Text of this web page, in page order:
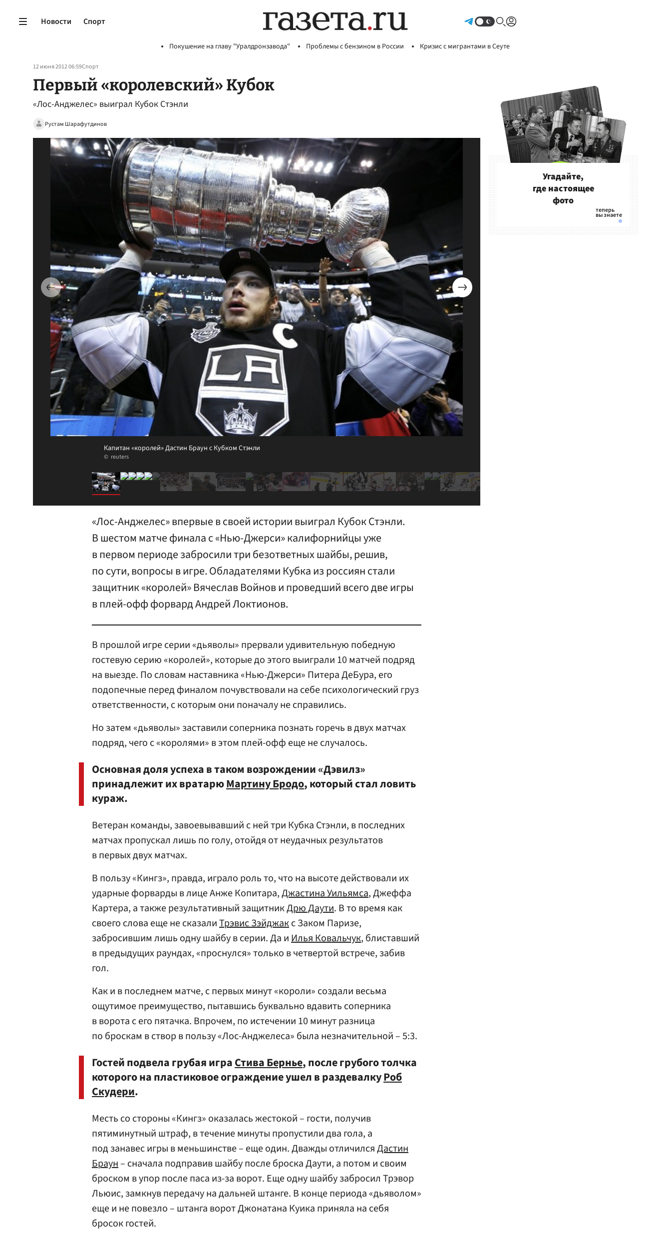
Новости Спорт
Покушение на главу "Уралдронзавода" Проблемы с бензином в России Кризис с мигрантами в Сеуте
12 июня 2012 06:59Спорт
Первый «королевский» Кубок
«Лос-Анджелес» выиграл Кубок Стэнли
Рустам Шарафутдинов
Капитан «королей» Дастин Браун с Кубком Стэнли
reuters
«Лос-Анджелес» впервые в своей истории выиграл Кубок Стэнли.
В шестом матче финала с «Нью-Джерси» калифорнийцы уже
в первом периоде забросили три безответных шайбы, решив,
по сути, вопросы в игре. Обладателями Кубка из россиян стали
защитник «королей» Вячеслав Войнов и проведший всего две игры
в плей-офф форвард Андрей Локтионов.
В прошлой игре серии «дьяволы» прервали удивительную победную
гостевую серию «королей», которые до этого выиграли 10 матчей подряд
на выезде. По словам наставника «Нью-Джерси» Питера ДеБура, его
подопечные перед финалом почувствовали на себе психологический груз
ответственности, с которым они поначалу не справились.
Но затем «дьяволы» заставили соперника познать горечь в двух матчах
подряд, чего с «королями» в этом плей-офф еще не случалось.
Основная доля успеха в таком возрождении «Дэвилз»
принадлежит их вратарюМартину Бродо, который стал ловить
кураж.
Ветеран команды, завоевывавший с ней три Кубка Стэнли, в последних
матчах пропускал лишь по голу, отойдя от неудачных результатов
в первых двух матчах.
В пользу «Кингз», правда, играло роль то, что на высоте действовали их
ударные форварды в лице Анже Копитара,Джастина Уильямса, Джеффа
Картера, а также результативный защитникДрю Даути. В то время как
своего слова еще не сказалиТрэвис Зэйджакс Заком Паризе,
забросившим лишь одну шайбу в серии. Да иИлья Ковальчук, блиставший
в предыдущих раундах, «проснулся» только в четвертой встрече, забив
гол.
Как и в последнем матче, с первых минут «короли» создали весьма
ощутимое преимущество, пытавшись буквально вдавить соперника
в ворота с его пятачка. Впрочем, по истечении 10 минут разница
по броскам в створ в пользу «Лос-Анджелеса» была незначительной – 5:3.
Гостей подвела грубая играСтива Бернье, после грубого толчка
которого на пластиковое ограждение ушел в раздевалкуРоб
Скудери.
Месть со стороны «Кингз» оказалась жестокой – гости, получив
пятиминутный штраф, в течение минуты пропустили два гола, а
под занавес игры в меньшинстве – еще один. Дважды отличилсяДастин
Браун– сначала подправив шайбу после броска Даути, а потом и своим
броском в упор после паса из-за ворот. Еще одну шайбу забросил Трэвор
Льюис, замкнув передачу на дальней штанге. В конце периода «дьяволом»
еще и не повезло – штанга ворот Джонатана Куика приняла на себя
бросок гостей.
Угадайте,
где настоящее
фото